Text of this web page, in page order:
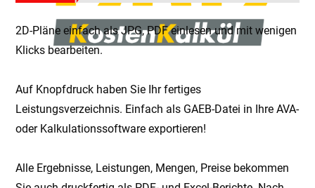
2D-Pläne einfach als JPG, PDF einlesen und mit wenigen
Klicks bearbeiten.
Auf Knopfdruck haben Sie Ihr fertiges
Leistungsverzeichnis. Einfach als GAEB-Datei in Ihre AVA-
oder Kalkulationssoftware exportieren!
Alle Ergebnisse, Leistungen, Mengen, Preise bekommen